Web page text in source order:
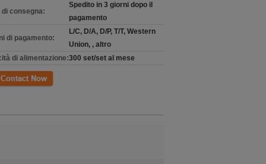
di consegna:
Spedito in 3 giorni dopo il
pagamento
di pagamento:
L/C, D/A, D/P, T/T, Western
Union, , altro
di alimentazione:300 set/set al mese